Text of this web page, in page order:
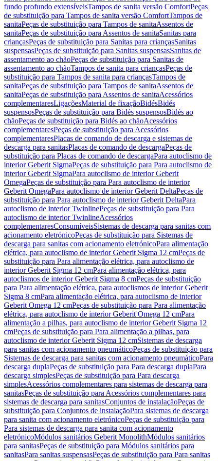
fundo profundo extensíveisTampos de sanita versão ComfortPeças
de substituição para Tampos de sanita versão ComfortTampos de
sanitaPeças de substituição para Tampos de sanitaAssentos de
sanitaPeças de substituição para Assentos de sanitaSanitas para
criançasPeças de substituição para Sanitas para criançasSanitas
suspensasPeças de substituição para Sanitas suspensasSanitas de
assentamento ao chãoPeças de substituição para Sanitas de
assentamento ao chãoTampos de sanita para criançasPeças de
substituição para Tampos de sanita para criançasTampos de
sanitaPeças de substituição para Tampos de sanitaAssentos de
sanitaPeças de substituição para Assentos de sanitaAcessórios
complementaresLigaçõesMaterial de fixaçãoBidésBidés
suspensosPeças de substituição para Bidés suspensosBidés ao
chãoPeças de substituição para Bidés ao chãoAcessórios
complementaresPeças de substituição para Acessórios
complementaresPlacas de comando de descarga e sistemas de
descarga para sanitasPlacas de comando de descargaPeças de
substituição para Placas de comando de descargaPara autoclismo de
interior Geberit SigmaPeças de substituição para Para autoclismo de
interior Geberit SigmaPara autoclismo de interior Geberit
OmegaPeças de substituição para Para autoclismo de interior
Geberit OmegaPara autoclismo de interior Geberit DeltaPeças de
substituição para Para autoclismo de interior Geberit DeltaPara
autoclismo de interior TwinlinePeças de substituição para Para
autoclismo de interior TwinlineAcessórios
complementaresConsumíveisSistemas de descarga para sanitas com
acionamento eletrónicoPeças de substituição para Sistemas de
descarga para sanitas com acionamento eletrónicoPara alimentação
elétrica, para autoclismo de interior Geberit Sigma 12 cmPeças de
substituição para Para alimentação elétrica, para autoclismo de
interior Geberit Sigma 12 cmPara alimentação elétrica, para
autoclismos de interior Geberit Sigma 8 cmPeças de substituição
para Para alimentação elétrica, para autoclismos de interior Geberit
Sigma 8 cmPara alimentação elétrica, para autoclismo de interior
Geberit Omega 12 cmPeças de substituição para Para alimentação
elétrica, para autoclismo de interior Geberit Omega 12 cmPara
alimentação a pilhas, para autoclismo de interior Geberit Sigma 12
cmPeças de substituição para Para alimentação a pilhas, para
autoclismo de interior Geberit Sigma 12 cmSistemas de descarga
para sanitas com acionamento pneumáticoPeças de substituição para
Sistemas de descarga para sanitas com acionamento pneumáticoPara
descarga duplaPeças de substituição para Para descarga duplaPara
descarga simplesPeças de substituição para Para descarga
simplesAcessórios complementares para sistemas de descarga para
sanitasPeças de substituição para Acessórios complementares para
sistemas de descarga para sanitasConjuntos de instalaçãoPeças de
substituição para Conjuntos de instalaçãoPara sistemas de descarga
para sanita com acionamento eletrónicoPeças de substituição para
Para sistemas de descarga para sanita com acionamento
eletrónicoMódulos sanitários Geberit MonolithMódulos sanitários
para sanitasPeças de substituição para Módulos sanitários para
sanitasPara sanitas suspensasPeças de substituição para Para sanitas